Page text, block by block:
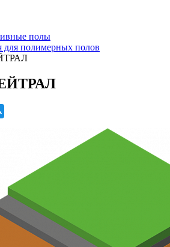
полы
для полимерных полов